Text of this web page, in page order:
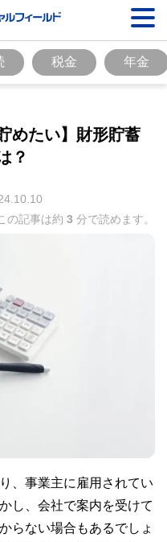
税金 年金
めたい】財形貯蓄
？
の記事は約 3 分で読めます。
、事業主に雇用されてい
し、会社で案内を受けて
らない場合もあるでしょ